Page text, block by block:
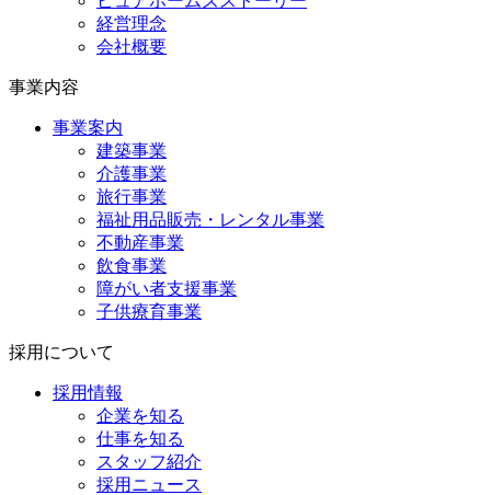
経営理念
会社概要
事業内容
事業案内
建築事業
介護事業
旅行事業
福祉用品販売・レンタル事業
不動産事業
飲食事業
障がい者支援事業
子供療育事業
採用について
採用情報
企業を知る
仕事を知る
スタッフ紹介
採用ニュース